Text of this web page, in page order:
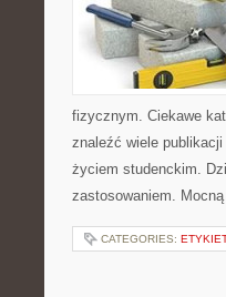
fizycznym. Ciekawe
znaleźć wiele
życiem studenckim.
zastosowaniem.
CATEGORIES: